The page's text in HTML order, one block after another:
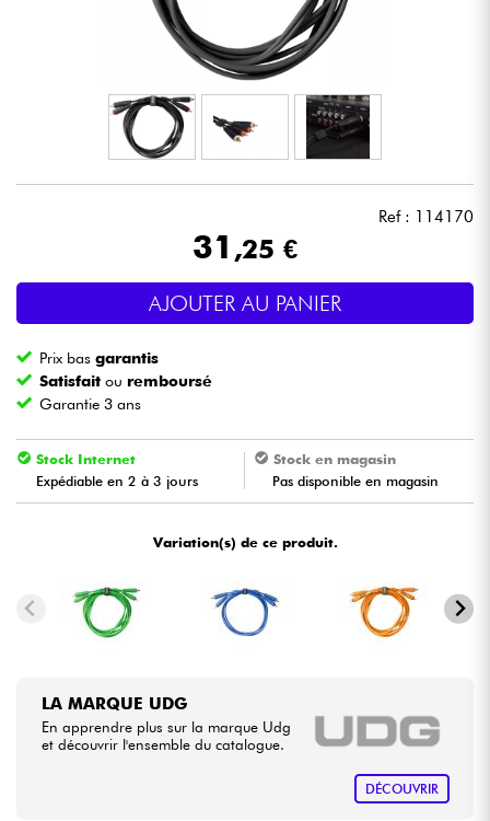
Home Studio
Micros & HF
Batteries & Percu
Violons & Quatuor
Eveil Musical
Câbles & Access.
Packs
Ref : 114170
31 ,25 €
AJOUTER AU PANIER
Prix basgarantis
Satisfait ou remboursé
Garantie 3 ans
Stock Internet
Expédiable en 2 à 3 jours
Stock en magasin
Pas disponible en magasin
Variation(s) de ce produit.
LA MARQUE UDG
En apprendre plus sur la marque Udg
et découvrir l'ensemble du catalogue.
DÉCOUVRIR